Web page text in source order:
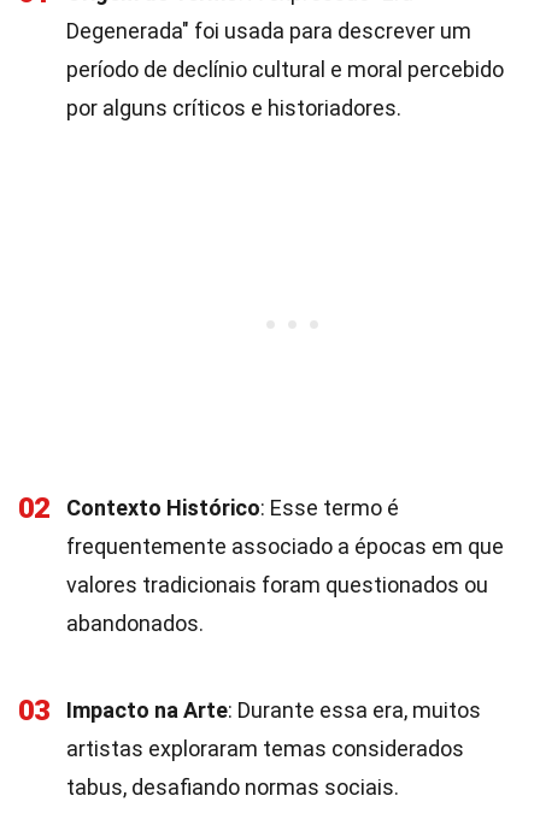
Degenerada" foi usada para descrever um
período de declínio cultural e moral percebido
por alguns críticos e historiadores.
02 Contexto Histórico: Esse termo é
frequentemente associado a épocas em que
valores tradicionais foram questionados ou
abandonados.
03 Impacto na Arte: Durante essa era, muitos
artistas exploraram temas considerados
tabus, desafiando normas sociais.